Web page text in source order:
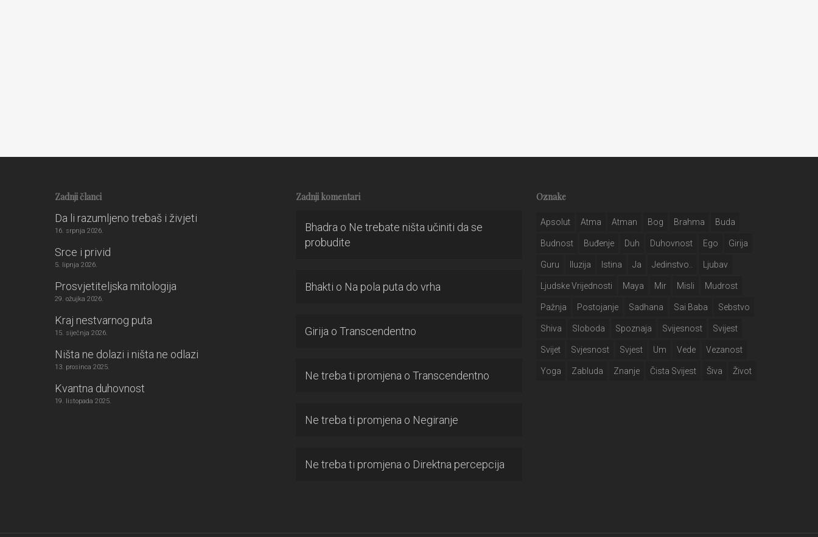
Zadnji članci
Da li razumljeno trebaš i živjeti
16. srpnja 2026.
Srce i privid
5. lipnja 2026.
Prosvjetiteljska mitologija
29. ožujka 2026.
Kraj nestvarnog puta
15. siječnja 2026.
Ništa ne dolazi i ništa ne odlazi
13. prosinca 2025.
Kvantna duhovnost
19. listopada 2025.
Zadnji komentari
Bhadra o Ne trebate ništa učiniti da se
probudite
Bhakti o Na pola puta do vrha
Girija o Transcendentno
Ne treba ti promjena o Transcendentno
Ne treba ti promjena o Negiranje
Ne treba ti promjena o Direktna percepcija
Oznake
Apsolut Atma Atman Bog Brahma Buda
Budnost Buđenje Duh Duhovnost Ego Girija
Guru Iluzija Istina Ja Jedinstvo.. Ljubav
Ljudske Vrijednosti Maya Mir Misli Mudrost
Pažnja Postojanje Sadhana Sai Baba Sebstvo
Shiva Sloboda Spoznaja Svijesnost Svijest
Svijet Svjesnost Svjest Um Vede Vezanost
Yoga Zabluda Znanje Čista Svijest Šiva Život